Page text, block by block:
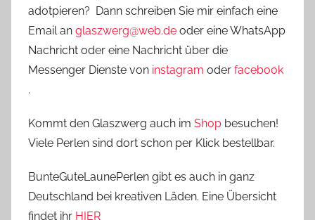
adotpieren? Dann schreiben Sie mir einfach eine
Email an glaszwerg@web.de oder eine WhatsApp
Nachricht oder eine Nachricht über die
Messenger Dienste von instagram oder facebook
.
Kommt den Glaszwerg auch im Shop besuchen!
Viele Perlen sind dort schon per Klick bestellbar.
BunteGuteLaunePerlen gibt es auch in ganz
Deutschland bei kreativen Läden. Eine Übersicht
findet ihr HIER